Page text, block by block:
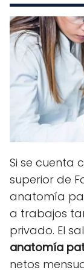
Si se cuenta
superior de
anatomía
a trabajos
privado. El
anatomía
netos